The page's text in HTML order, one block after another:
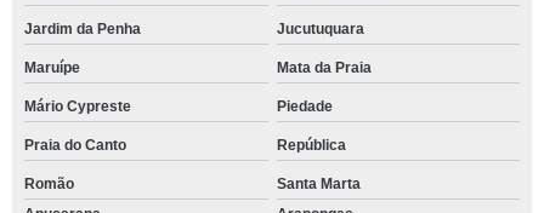
Jardim da Penha Jucutuquara
Maruípe Mata da Praia
Mário Cypreste Piedade
Praia do Canto República
Romão
Santa Marta